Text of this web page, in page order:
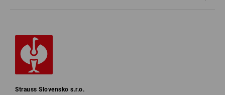
Strauss Slovensko s.r.o.